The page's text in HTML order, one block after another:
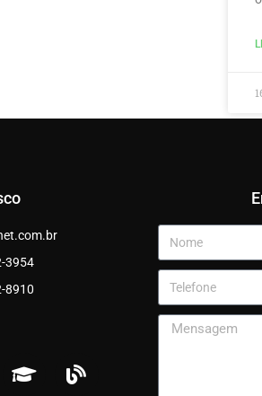
3954
8910